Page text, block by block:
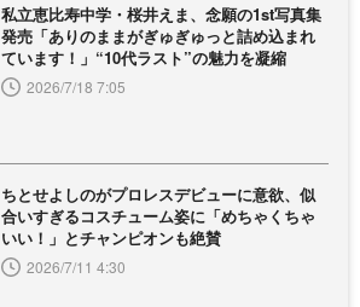
私立恵比寿中学・桜井えま、念願の1st写真集
発売「ありのままがぎゅぎゅっと詰め込まれ
ています！」“10代ラスト”の魅力を凝縮
2026/7/18 7:05
ちとせよしのがプロレスデビューに意欲、似
合いすぎるコスチューム姿に「めちゃくちゃ
いい！」とチャンピオンも絶賛
2026/7/11 4:30